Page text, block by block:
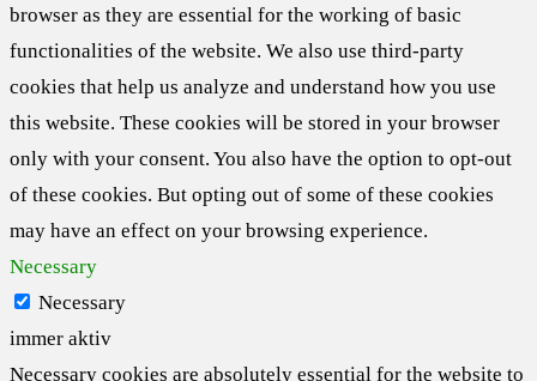
browser as they are essential for the working of basic
functionalities of the website. We also use third-party
cookies that help us analyze and understand how you use
this website. These cookies will be stored in your browser
only with your consent. You also have the option to opt-out
of these cookies. But opting out of some of these cookies
may have an effect on your browsing experience.
Necessary
Necessary
immer aktiv
Necessary cookies are absolutely essential for the website to